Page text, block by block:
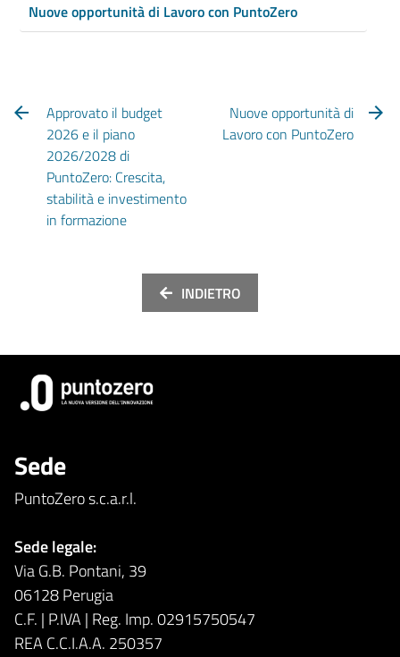
Nuove opportunità di Lavoro con PuntoZero
Approvato il budget
2026 e il piano
2026/2028 di
PuntoZero: Crescita,
stabilità e investimento
in formazione
Nuove opportunità di
Lavoro con PuntoZero
INDIETRO
Sede
PuntoZero s.c.a.r.l.
Sede legale:
Via G.B. Pontani, 39
06128 Perugia
C.F. | P.IVA | Reg. Imp. 02915750547
REA C.C.I.A.A. 250357